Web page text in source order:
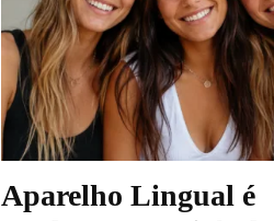
Aparelho Lingual é